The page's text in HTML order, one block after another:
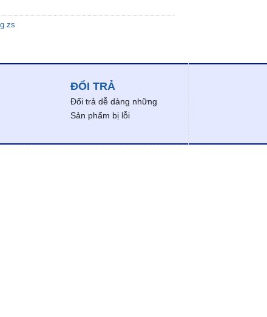
zs
ĐỔI TRẢ
Đổi trả dễ dàng những
Sản phẩm bị lỗi